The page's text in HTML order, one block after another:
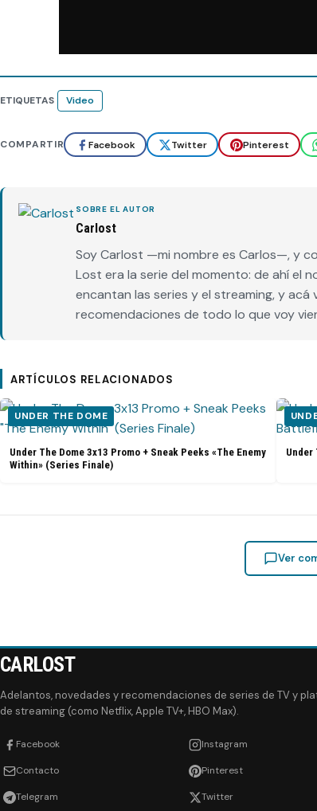
ETIQUETAS Video
COMPARTIR Facebook Twitter Pinterest
SOBRE EL AUTOR
Carlost
Soy Carlost —mi nombre es Carlos—, y
Lost era la serie del momento: de ahí el
encantan las series y el streaming, y
recomendaciones de todo lo que voy
ARTÍCULOS RELACIONADOS
UNDER THE DOME
Under The Dome 3x13 Promo + Sneak Peeks «The Enemy
Within» (Series Finale)
Under
Ver
CARLOST
Adelantos, novedades y recomendaciones de series de TV y
de streaming (como Netflix, Apple TV+, HBO Max).
Facebook Instagram
Contacto Pinterest
Telegram Twitter